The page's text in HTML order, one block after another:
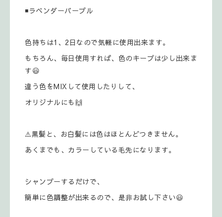
◾ラベンダーパープル
色持ちは1、2日なので気軽に使用出来ます。
もちろん、毎日使用すれば、色のキープは少し出来ま
す😃
違う色をMIXして使用したりして、
オリジナルにも🙌
⚠️黒髪と、お白髪には色はほとんどつきません。
あくまでも、カラーしている毛先になります。
シャンプーするだけで、
簡単に色調整が出来るので、是非お試し下さい😃